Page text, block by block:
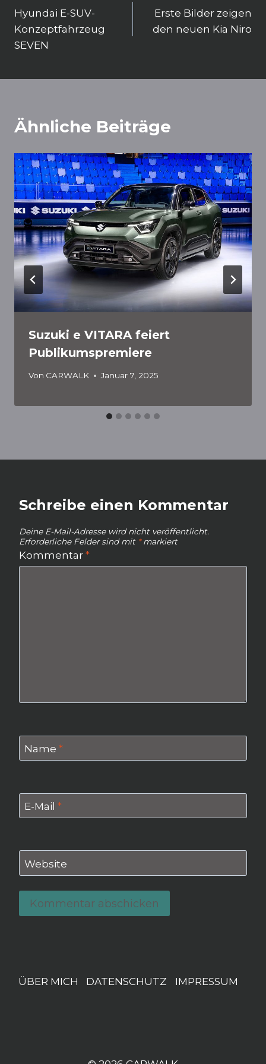
Hyundai E-SUV-
Konzeptfahrzeug
SEVEN
Erste Bilder zeigen
den neuen Kia Niro
Ähnliche Beiträge
Suzuki e VITARA feiert
Publikumspremiere
Von CARWALK Januar 7, 2025
Schreibe einen Kommentar
Deine E-Mail-Adresse wird nicht veröffentlicht.
Erforderliche Felder sind mit *markiert
Kommentar *
Name *
E-Mail *
Website
ÜBER MICH DATENSCHUTZ IMPRESSUM